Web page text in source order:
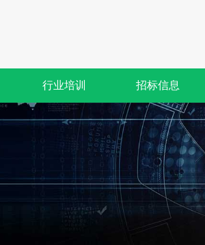
行业培训 招标信息